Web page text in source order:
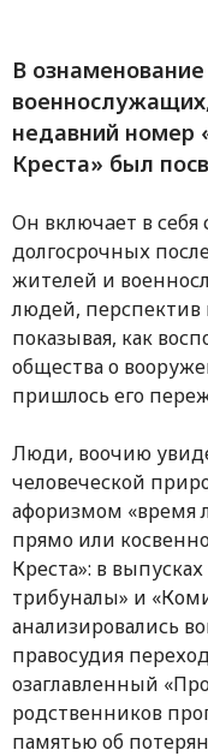
В
недавний номер
Креста» был
Он включaет в себя
долгосрочных
жителей и
людей, перспектив
показывая, как
общества о
пришлось его
Люди, воочию
человеческой
афоризмом «время
прямо или
Креста»: в
трибуналы» и
анализировались
правосудия
озаглавленный
родственников
памятью об